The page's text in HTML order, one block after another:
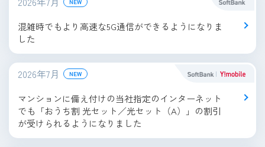
混雑時でもより高速な5G通信ができるようになりま
した
2026年7月 NEW
マンションに備え付けの当社指定のインターネット
でも「おうち割 光セット／光セット（A）」の割引
が受けられるようになりました